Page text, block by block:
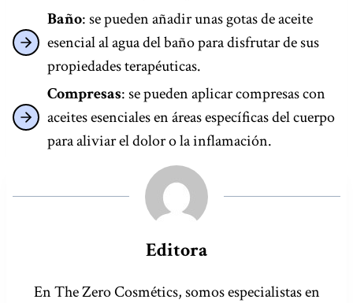
Baño: se pueden añadir unas gotas de aceite
esencial al agua del baño para disfrutar de sus
propiedades terapéuticas.
Compresas: se pueden aplicar compresas con
aceites esenciales en áreas específicas del cuerpo
para aliviar el dolor o la inflamación.
Editora
En The Zero Cosmétics, somos especialistas en